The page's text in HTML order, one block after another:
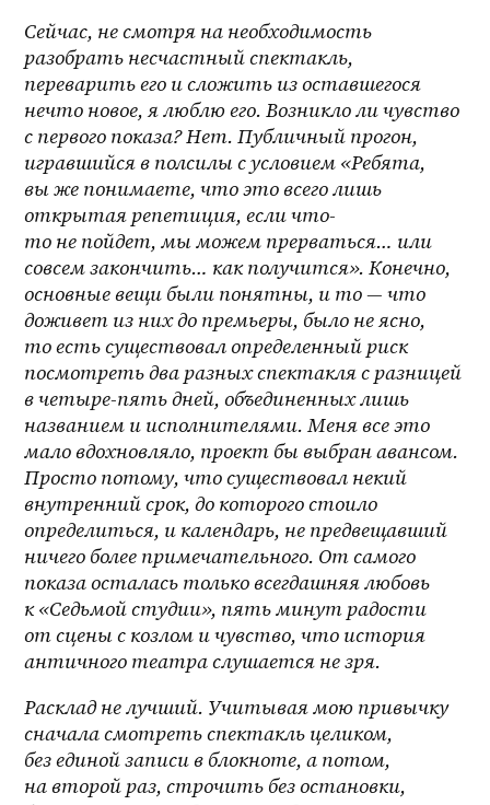
Сейчас, не смотря на необходимость
разобрать несчастный спектакль,
переварить его и сложить из оставшегося
нечто новое, я люблю его. Возникло ли чувство
с первого показа? Нет. Публичный прогон,
игравшийся в полсилы с условием «Ребята,
вы же понимаете, что это всего лишь
открытая репетиция, если что-
то не пойдет, мы можем прерваться… или
совсем закончить… как получится». Конечно,
основные вещи были понятны, и то — что
доживет из них до премьеры, было не ясно,
то есть существовал определенный риск
посмотреть два разных спектакля с разницей
в четыре-пять дней, объединенных лишь
названием и исполнителями. Меня все это
мало вдохновляло, проект бы выбран авансом.
Просто потому, что существовал некий
внутренний срок, до которого стоило
определиться, и календарь, не предвещавший
ничего более примечательного. От самого
показа осталась только всегдашняя любовь
к «Седьмой студии», пять минут радости
от сцены с козлом и чувство, что история
античного театра слушается не зря.
Расклад не лучший. Учитывая мою привычку
сначала смотреть спектакль целиком,
без единой записи в блокноте, а потом,
на второй раз, строчить без остановки,